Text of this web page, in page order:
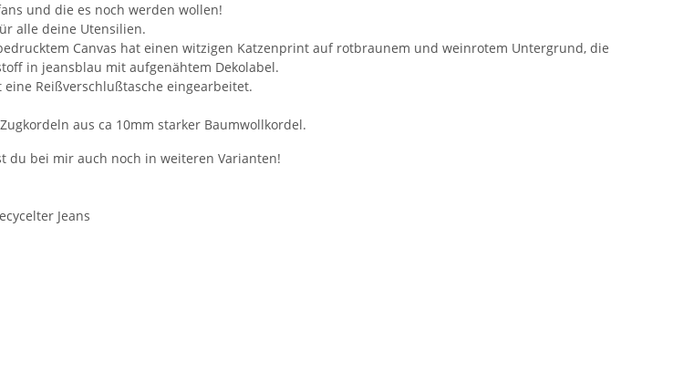
und die es noch werden wollen!
alle deine Utensilien.
Canvas hat einen witzigen Katzenprint auf rotbraunem und weinrotem Untergrund, die
in jeansblau mit aufgenähtem Dekolabel.
Reißverschlußtasche eingearbeitet.
aus ca 10mm starker Baumwollkordel.
du bei mir auch noch in weiteren Varianten!
Jeans